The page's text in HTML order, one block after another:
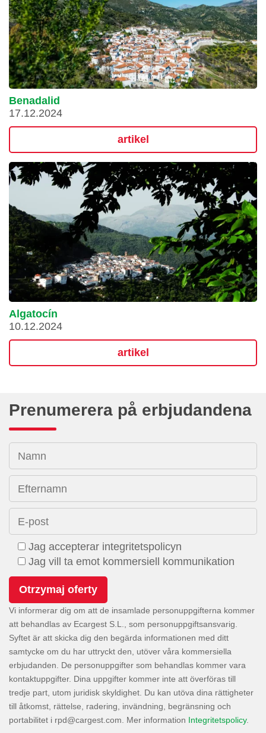
Benadalid
17.12.2024
artikel
Algatocín
10.12.2024
artikel
Prenumerera på erbjudandena
Namn
Efternamn
E-post
Jag accepterar integritetspolicyn
Jag vill ta emot kommersiell kommunikation
Vi informerar dig om att de insamlade personuppgifterna kommer
att behandlas av Ecargest S.L., som personuppgiftsansvarig.
Syftet är att skicka dig den begärda informationen med ditt
samtycke om du har uttryckt den, utöver våra kommersiella
erbjudanden. De personuppgifter som behandlas kommer vara
kontaktuppgifter. Dina uppgifter kommer inte att överföras till
tredje part, utom juridisk skyldighet. Du kan utöva dina rättigheter
till åtkomst, rättelse, radering, invändning, begränsning och
portabilitet i
. Mer information Integritetspolicy.